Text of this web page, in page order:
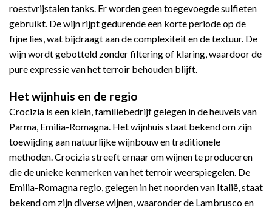
roestvrijstalen tanks. Er worden geen toegevoegde sulfieten
gebruikt. De wijn rijpt gedurende een korte periode op de
fijne lies, wat bijdraagt aan de complexiteit en de textuur. De
wijn wordt gebotteld zonder filtering of klaring, waardoor de
pure expressie van het terroir behouden blijft.
Het wijnhuis en de regio
Crocizia is een klein, familiebedrijf gelegen in de heuvels van
Parma, Emilia-Romagna. Het wijnhuis staat bekend om zijn
toewijding aan natuurlijke wijnbouw en traditionele
methoden. Crocizia streeft ernaar om wijnen te produceren
die de unieke kenmerken van het terroir weerspiegelen. De
Emilia-Romagna regio, gelegen in het noorden van Italië, staat
bekend om zijn diverse wijnen, waaronder de Lambrusco en